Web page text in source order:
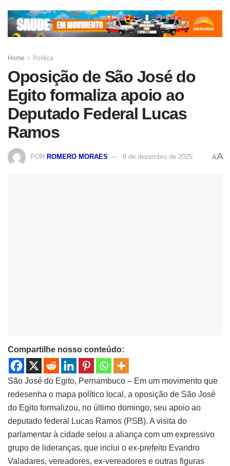
Home Política
Oposição de São José do
Egito formaliza apoio ao
Deputado Federal Lucas
Ramos
POR ROMERO MORAES 8 de dezembro de 2025 AA
Compartilhe nosso conteúdo:
São José do Egito, Pernambuco – Em um movimento que
redesenha o mapa político local, a oposição de São José
do Egito formalizou, no último domingo, seu apoio ao
deputado federal Lucas Ramos (PSB). A visita do
parlamentar à cidade selou a aliança com um expressivo
grupo de lideranças, que inclui o ex-prefeito Evandro
Valadares, vereadores, ex-vereadores e outras figuras